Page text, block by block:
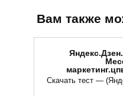
Вам также
Скачать тест —